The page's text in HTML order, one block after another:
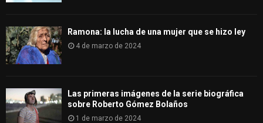
Ramona: la lucha de una mujer que se hizo ley
4 de marzo de 2024
Las primeras imágenes de la serie biográfica
sobre Roberto Gómez Bolaños
1 de marzo de 2024